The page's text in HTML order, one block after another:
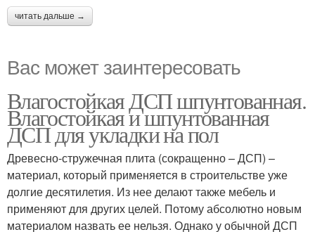
читать дальше →
Вас может заинтересовать
Влагостойкая ДСП шпунтованная.
Влагостойкая и шпунтованная
ДСП для укладки на пол
Древесно-стружечная плита (сокращенно – ДСП) –
материал, который применяется в строительстве уже
долгие десятилетия. Из нее делают также мебель и
применяют для других целей. Потому абсолютно новым
материалом назвать ее нельзя. Однако у обычной ДСП